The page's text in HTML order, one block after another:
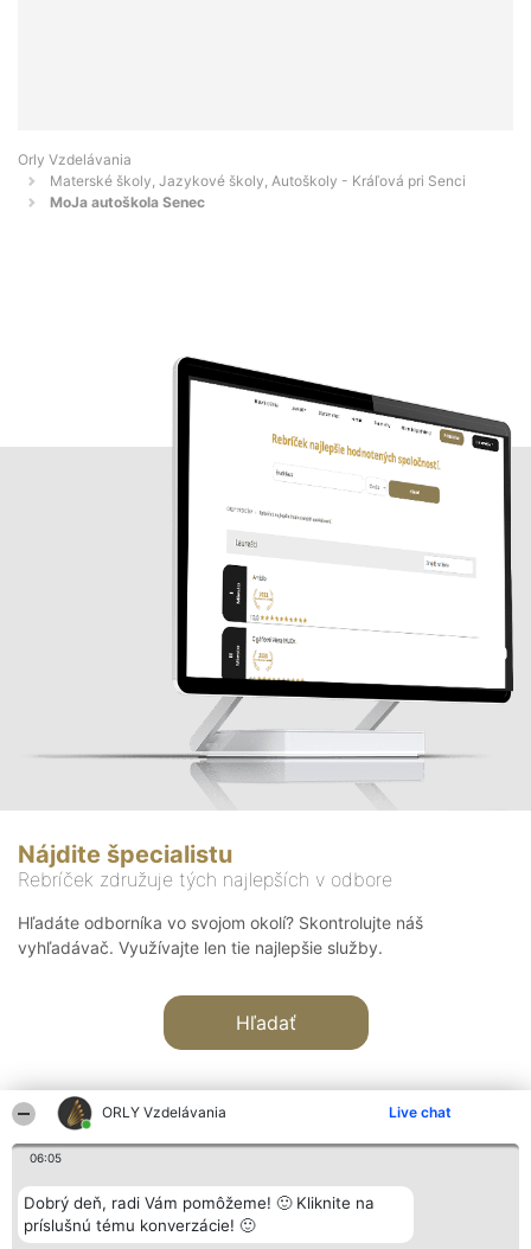
ORLY Vzdelávania Live chat
06:05
Dobrý deň, radi Vám pomôžeme! 🙂 Kliknite na
príslušnú tému konverzácie! 🙂
Orly Vzdelávania
Materské školy, Jazykové školy, Autoškoly - Kráľová pri Senci
MoJa autoškola Senec
Nájdite špecialistu
Rebríček združuje tých najlepších v odbore
Hľadáte odborníka vo svojom okolí? Skontrolujte náš
vyhľadávač. Využívajte len tie najlepšie služby.
Hľadať
Organizátor hodnotenia
Bright Side Solutions sp. z o.
o. sp. k.
Hodnotenie
Laureáti
Lista
Kontakt
Kontakt